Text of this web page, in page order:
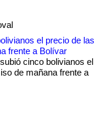
el precio de las
frente a Bolívar
cinco bolivianos el
de mañana frente a